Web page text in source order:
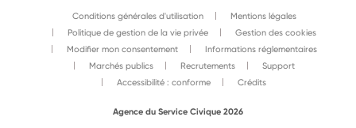
Conditions générales d'utilisation
Mentions légales
Politique de gestion de la vie privée
Gestion des cookies
Modifier mon consentement
Informations réglementaires
Marchés publics
Recrutements
Support
Accessibilité : conforme
Crédits
Agence du Service Civique 2026